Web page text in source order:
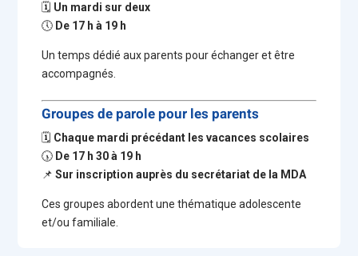
🗓 Un mardi sur deux
🕔 De 17 h à 19 h
Un temps dédié aux parents pour échanger et être
accompagnés.
Groupes de parole pour les parents
🗓 Chaque mardi précédant les vacances scolaires
🕠 De 17 h 30 à 19 h
📌Sur inscription auprès du secrétariat de la MDA
Ces groupes abordent une thématique adolescente
et/ou familiale.